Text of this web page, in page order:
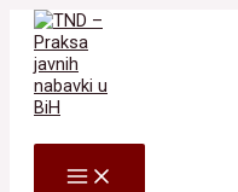
Skip
content
MAIN
MENU